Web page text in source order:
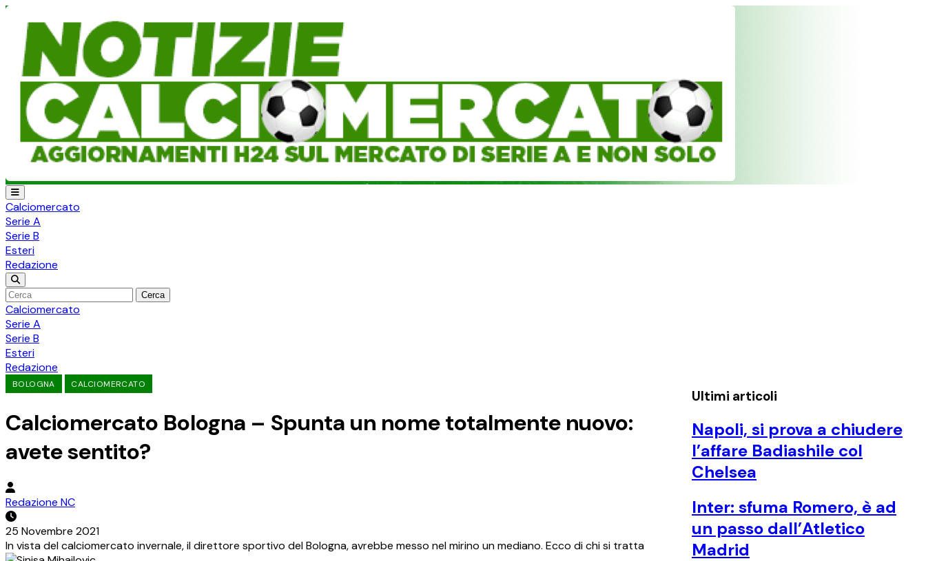
Calciomercato
Serie A
Serie B
Esteri
Redazione
Cerca
Calciomercato
Serie A
Serie B
Esteri
Redazione
BOLOGNA CALCIOMERCATO
Calciomercato Bologna – Spunta un nome totalmente nuovo:
avete sentito?
Redazione NC
25 Novembre 2021
In vista del calciomercato invernale, il direttore sportivo del Bologna, avrebbe messo nel mirino un mediano. Ecco di chi si tratta
Ultimi articoli
Napoli, si prova a chiudere
l’affare Badiashile col
Chelsea
Inter: sfuma Romero, è ad
un passo dall’Atletico
Madrid